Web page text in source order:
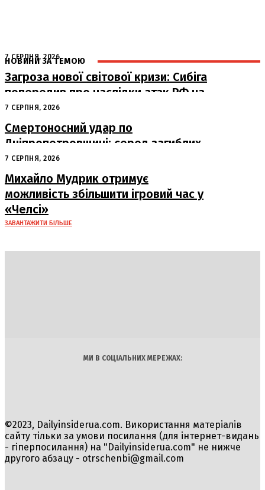
НОВИНИ ЗА ТЕМОЮ
7 СЕРПНЯ, 2026
Загроза нової світової кризи: Сибіга
попередив про наслідки атак РФ на
судна
7 СЕРПНЯ, 2026
Смертоносний удар по
Дніпропетровщині: серед загиблих
– працівники «Укрпошти»
7 СЕРПНЯ, 2026
Михайло Мудрик отримує
можливість збільшити ігровий час у
«Челсі»
ЗАВАНТАЖИТИ БІЛЬШЕ
МИ В СОЦІАЛЬНИХ МЕРЕЖАХ:
©2023, Dailyinsiderua.com. Використання матеріалів
сайту тільки за умови посилання (для інтернет-видань
- гіперпосилання) на "Dailyinsiderua.com" не нижче
другого абзацу - otrschenbi@gmail.com